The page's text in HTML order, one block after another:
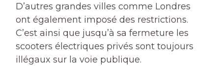
D’autres grandes villes comme Londres
ont également imposé des restrictions.
C’est ainsi que jusqu’à sa fermeture les
scooters électriques privés sont toujours
illégaux sur la voie publique.